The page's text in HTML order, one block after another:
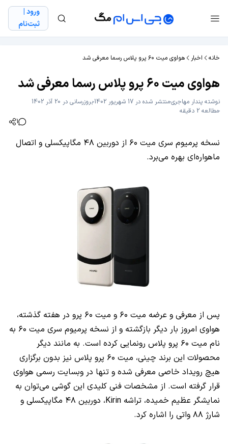
ورود |
ثبت‌نام
خانه اخبار هواوی میت ۶۰ پرو پلاس رسما معرفی شد
هواوی میت ۶۰ پرو پلاس رسما معرفی شد
نوشته پندار مهاجریمنتشر شده در 17 شهریور 1402
بروزرسانی در 20 آذر 1402
مطالعه 2 دقیقه
1
نسخه پرمیوم سری میت ۶۰ از دوربین ۴۸ مگاپیکسلی و اتصال
ماهواره‌ای بهره می‌برد.
پس از معرفی و عرضه میت ۶۰ و میت ۶۰ پرو در هفته گذشته،
هواوی امروز بار دیگر بازگشته و از نسخه پرمیوم سری میت ۶۰ به
نام میت ۶۰ پرو پلاس رونمایی کرده است. به مانند دیگر
محصولات این برند چینی، میت ۶۰ پرو پلاس نیز بدون برگزاری
هیچ رویداد خاصی معرفی شده و تنها در وبسایت رسمی هواوی
قرار گرفته است. از مشخصات فنی کلیدی این گوشی می‌توان به
نمایشگر عظیم خمیده، تراشه Kirin، دوربین ۴۸ مگاپیکسلی و
شارژ ۸۸ واتی را اشاره کرد.